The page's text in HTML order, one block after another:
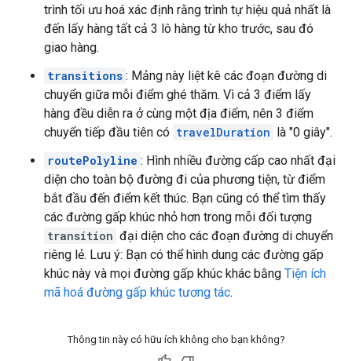
trình tối ưu hoá xác định rằng trình tự hiệu quả nhất là
đến lấy hàng tất cả 3 lô hàng từ kho trước, sau đó
giao hàng.
transitions : Mảng này liệt kê các đoạn đường di
chuyển giữa mỗi điểm ghé thăm. Vì cả 3 điểm lấy
hàng đều diễn ra ở cùng một địa điểm, nên 3 điểm
chuyển tiếp đầu tiên có travelDuration là "0 giây".
routePolyline : Hình nhiều đường cấp cao nhất đại
diện cho toàn bộ đường đi của phương tiện, từ điểm
bắt đầu đến điểm kết thúc. Bạn cũng có thể tìm thấy
các đường gấp khúc nhỏ hơn trong mỗi đối tượng
transition đại diện cho các đoạn đường di chuyển
riêng lẻ. Lưu ý: Bạn có thể hình dung các đường gấp
khúc này và mọi đường gấp khúc khác bằng Tiện ích
mã hoá đường gấp khúc tương tác.
Thông tin này có hữu ích không cho bạn không?